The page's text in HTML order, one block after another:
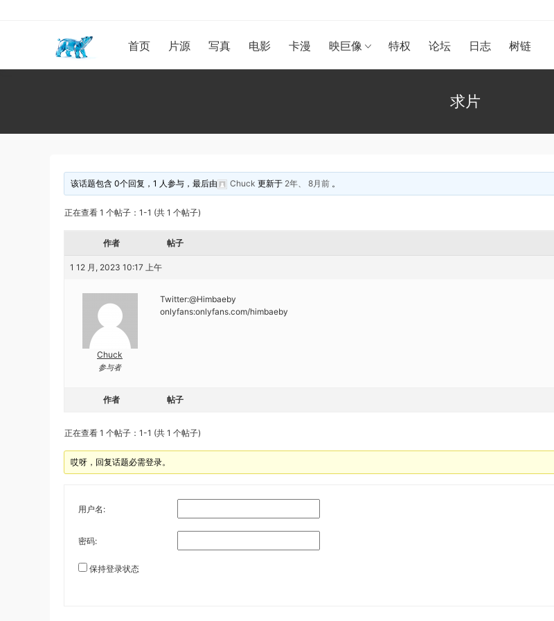
首页 片源 写真 电影 卡漫 映巨像 特权 论坛 日志 树链
求片
该话题包含 0个回复，1 人参与，最后由 Chuck 更新于 2年、 8月前 。
正在查看 1 个帖子：1-1 (共 1 个帖子)
作者 帖子
1 12 月, 2023 10:17 上午
Chuck
参与者
Twitter:@Himbaeby
onlyfans:onlyfans.com/himbaeby
作者 帖子
正在查看 1 个帖子：1-1 (共 1 个帖子)
哎呀，回复话题必需登录。
用户名:
密码:
保持登录状态